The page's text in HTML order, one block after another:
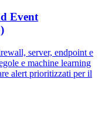
Event
server, endpoint e
e machine learning
alert prioritizzati per il